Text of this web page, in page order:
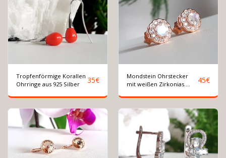
Tropfenförmige Korallen
Ohrringe aus 925 Silber
35€
Mondstein Ohrstecker
mit weißen Zirkonias.
45€